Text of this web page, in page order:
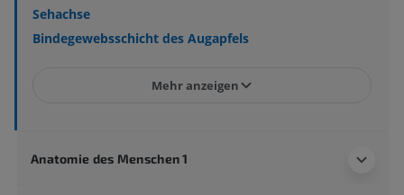
Sehachse
Bindegewebsschicht des Augapfels
Mehr anzeigen
Anatomie des Menschen 1